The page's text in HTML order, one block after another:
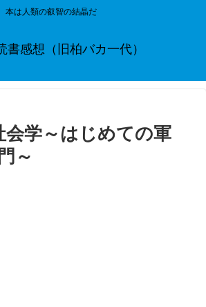
本は人類の叡智の結晶だ
書感想（旧柏バカ一代）
会学～はじめての軍
～